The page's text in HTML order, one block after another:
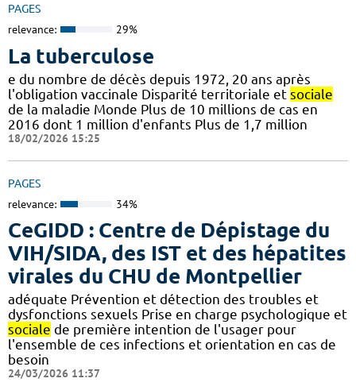
PAGES
relevance: 29%
La tuberculose
e du nombre de décès depuis 1972, 20 ans après
l'obligation vaccinale Disparité territoriale et sociale
de la maladie Monde Plus de 10 millions de cas en
2016 dont 1 million d'enfants Plus de 1,7 million
18/02/2026 15:25
PAGES
relevance: 34%
CeGIDD : Centre de Dépistage du
VIH/SIDA, des IST et des hépatites
virales du CHU de Montpellier
adéquate Prévention et détection des troubles et
dysfonctions sexuels Prise en charge psychologique et
sociale de première intention de l'usager pour
l'ensemble de ces infections et orientation en cas de
besoin
24/03/2026 11:37